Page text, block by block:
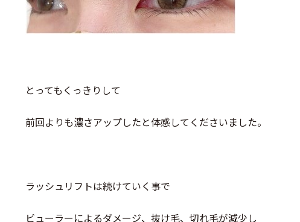
とってもくっきりして
前回よりも濃さアップしたと体感してくださいました。
ラッシュリフトは続けていく事で
ビューラーによるダメージ、抜け毛、切れ毛が減少し